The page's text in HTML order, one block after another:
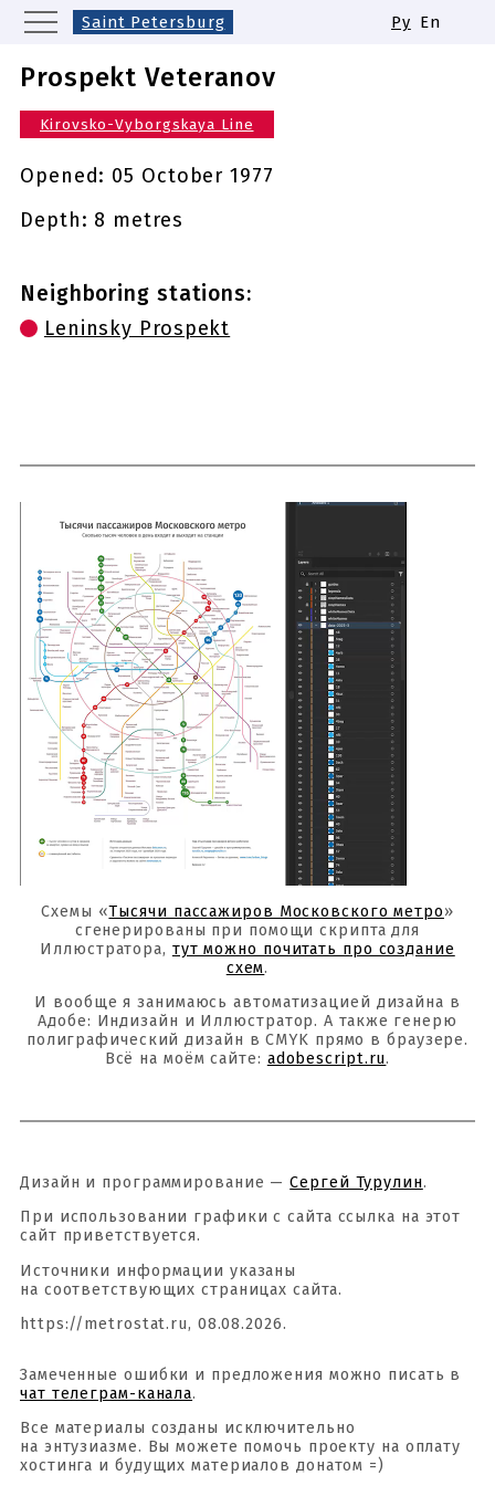
Saint Petersburg
Nizhny Novgorod
Novosibirsk
Samara
Same names of metro stations
Ру En
Prospekt Veteranov
Kirovsko-Vyborgskaya Line
Opened: 05 October 1977
Depth: 8 metres
Neighboring stations:
Leninsky Prospekt
Схемы «Тысячи пассажиров Московского метро»
сгенерированы при помощи скрипта для
Иллюстратора, тут можно почитать про создание
схем.
И вообще я занимаюсь автоматизацией дизайна в
Адобе: Индизайн и Иллюстратор. А также генерю
полиграфический дизайн в CMYK прямо в браузере.
Всё на моём сайте: adobescript.ru.
Дизайн и программирование —Сергей Турулин.
При использовании графики с сайта ссылка на этот
сайт приветствуется.
Источники информации указаны
на соответствующих страницах сайта.
https://metrostat.ru, 08.08.2026.
Замеченные ошибки и предложения можно писать в
чат телеграм-канала.
Все материалы созданы исключительно
на энтузиазме. Вы можете помочь проекту на оплату
хостинга и будущих материалов донатом =)